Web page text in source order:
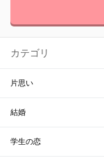
カテゴリ
片思い
結婚
学生の恋